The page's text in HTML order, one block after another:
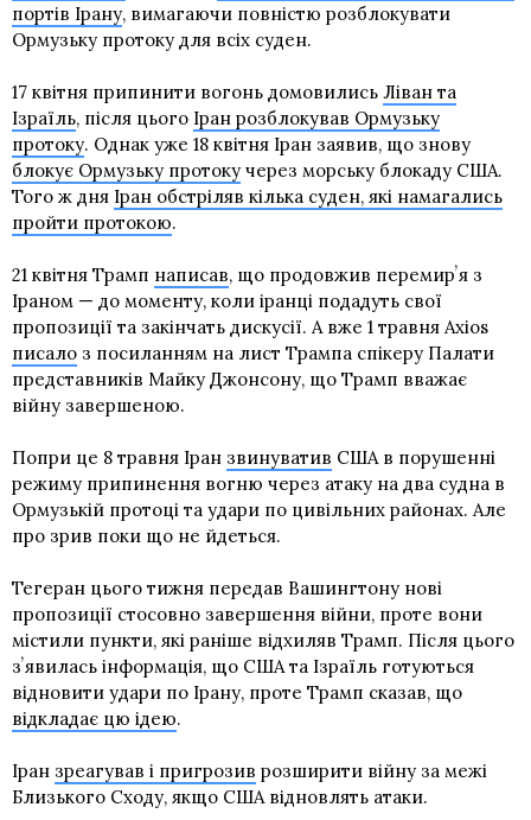
портів Ірану, вимагаючи повністю розблокувати
Ормузьку протоку для всіх суден.
17 квітня припинити вогонь домовились Ліван та
Ізраїль, після цього Іран розблокував Ормузьку
протоку. Однак уже 18 квітня Іран заявив, що знову
блокує Ормузьку протоку через морську блокаду США.
Того ж дня Іран обстріляв кілька суден, які намагались
пройти протокою.
21 квітня Трамп написав, що продовжив перемирʼя з
Іраном — до моменту, коли іранці подадуть свої
пропозиції та закінчать дискусії. А вже 1 травня Axios
писало з посиланням на лист Трампа спікеру Палати
представників Майку Джонсону, що Трамп вважає
війну завершеною.
Попри це 8 травня Іран звинуватив США в порушенні
режиму припинення вогню через атаку на два судна в
Ормузькій протоці та удари по цивільних районах. Але
про зрив поки що не йдеться.
Тегеран цього тижня передав Вашингтону нові
пропозиції стосовно завершення війни, проте вони
містили пункти, які раніше відхиляв Трамп. Після цього
зʼявилась інформація, що США та Ізраїль готуються
відновити удари по Ірану, проте Трамп сказав, що
відкладає цю ідею.
Іран зреагував і пригрозив розширити війну за межі
Близького Сходу, якщо США відновлять атаки.